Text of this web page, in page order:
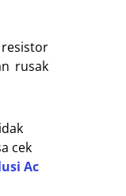
rusak
cek
Ac